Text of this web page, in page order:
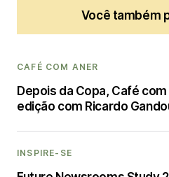
Você também
CAFÉ COM ANER
Depois da Copa, Café
edição com Ricardo
INSPIRE-SE